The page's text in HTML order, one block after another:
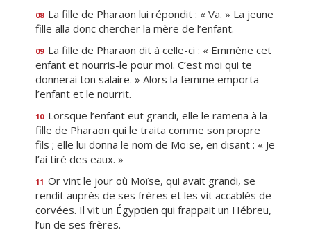
08 La fille de Pharaon lui répondit : « Va. » La jeune
fille alla donc chercher la mère de l’enfant.
09 La fille de Pharaon dit à celle-ci : « Emmène cet
enfant et nourris-le pour moi. C’est moi qui te
donnerai ton salaire. » Alors la femme emporta
l’enfant et le nourrit.
10 Lorsque l’enfant eut grandi, elle le ramena à la
fille de Pharaon qui le traita comme son propre
fils ; elle lui donna le nom de Moïse, en disant : « Je
l’ai tiré des eaux. »
11 Or vint le jour où Moïse, qui avait grandi, se
rendit auprès de ses frères et les vit accablés de
corvées. Il vit un Égyptien qui frappait un Hébreu,
l’un de ses frères.